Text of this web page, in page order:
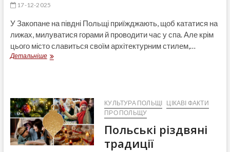
17-12-2025
У Закопане на півдні Польщі приїжджають, щоб кататися на
лижах, милуватися горами й проводити час у спа. Але крім
цього місто славиться своїм архітектурним стилем,…
ДетальнішеЗакопане.
КУЛЬТУРА ПОЛЬЩІ ЦІКАВІ ФАКТИ
ПРО ПОЛЬЩУ
Польські різдвяні
традиції